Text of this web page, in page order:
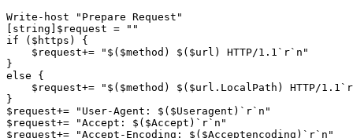
Write-host "Prepare Request"
[string]$request = ""
if ($https) {
    $request+= "$($method) $($url) HTTP/1.1`r`n"
}
else {
$request+= "$($method) $($url.LocalPath) HTTP/
}
$request+= "User-Agent: $($Useragent)`r`n"
$request+= "Accept: $($Accept)`r`n"
$request+= "Accept-Encoding: $($Acceptencoding)`r`n"